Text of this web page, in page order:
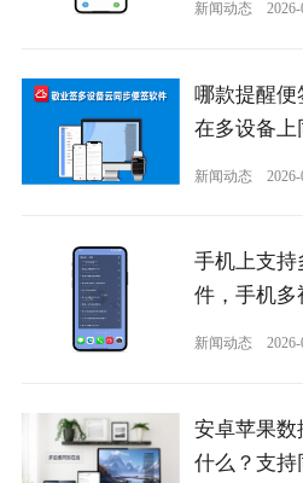
新闻动态
哪款提醒便
在多设备
新闻动态
手机上支持
件，手机多
新闻动态
安卓苹果数
什么？支